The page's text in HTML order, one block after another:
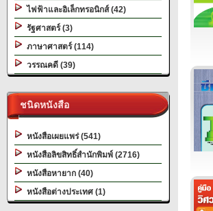
ไฟฟ้าและอิเล็กทรอนิกส์ (42)
รัฐศาสตร์ (3)
ภาษาศาสตร์ (114)
วรรณคดี (39)
ชนิดหนังสือ
หนังสือเผยแพร่ (541)
หนังสือลิขสิทธิ์สำนักพิมพ์ (2716)
หนังสือหายาก (40)
หนังสือต่างประเทศ (1)